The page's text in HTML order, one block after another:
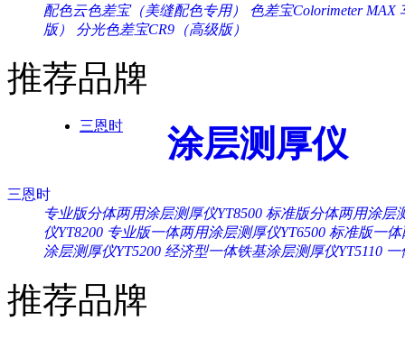
配色云色差宝（美缝配色专用）
色差宝Colorimeter MAX
版）
分光色差宝CR9（高级版）
推荐品牌
三恩时 涂层测厚仪
三恩时
专业版分体两用涂层测厚仪YT8500 标准版分体两用涂层
仪YT8200 专业版一体两用涂层测厚仪YT6500 标准版一体
涂层测厚仪YT5200 经济型一体铁基涂层测厚仪YT5110 一
推荐品牌